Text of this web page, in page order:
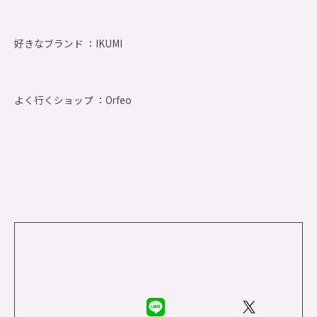
好きなブランド ： IKUMI
よく行くショップ ： Orfeo